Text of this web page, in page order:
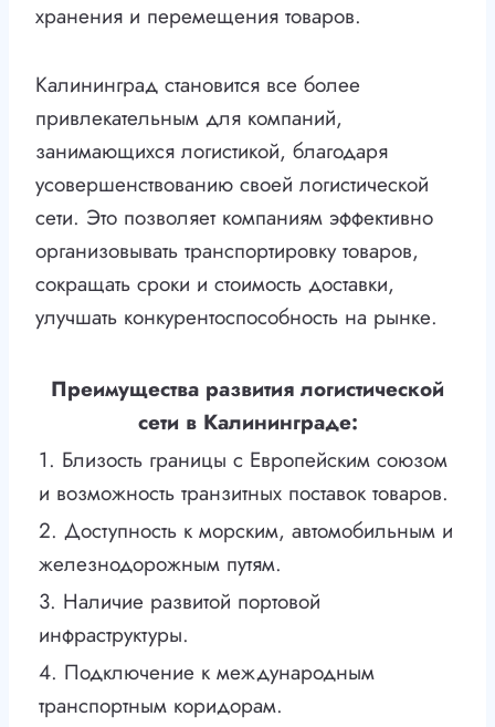
хранения и перемещения товаров.
Калининград становится все более
привлекательным для компаний,
занимающихся логистикой, благодаря
усовершенствованию своей логистической
сети. Это позволяет компаниям эффективно
организовывать транспортировку товаров,
сокращать сроки и стоимость доставки,
улучшать конкурентоспособность на рынке.
Преимущества развития логистической
сети в Калининграде:
1. Близость границы с Европейским союзом
и возможность транзитных поставок товаров.
2. Доступность к морским, автомобильным и
железнодорожным путям.
3. Наличие развитой портовой
инфраструктуры.
4. Подключение к международным
транспортным коридорам.